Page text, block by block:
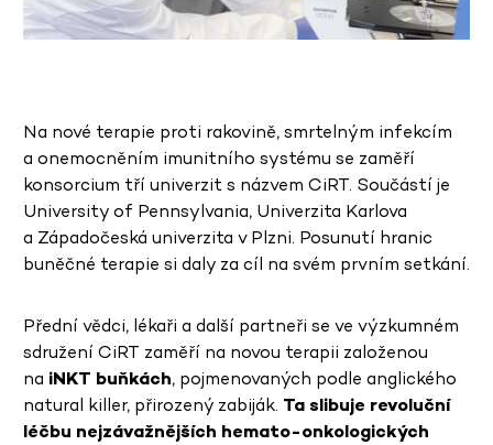
Na nové terapie proti rakovině, smrtelným infekcím
a onemocněním imunitního systému se zaměří
konsorcium tří univerzit s názvem CiRT. Součástí je
University of Pennsylvania, Univerzita Karlova
a Západočeská univerzita v Plzni. Posunutí hranic
buněčné terapie si daly za cíl na svém prvním setkání.
Přední vědci, lékaři a další partneři se ve výzkumném
sdružení CiRT zaměří na novou terapii založenou
na iNKT buňkách, pojmenovaných podle anglického
natural killer, přirozený zabiják. Ta slibuje revoluční
léčbu nejzávažnějších hemato-onkologických